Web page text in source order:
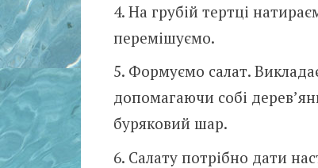
На грубій тертці
перемішуємо.
Формуємо салат.
допомагаючи собі
буряковий шар.
Салату потрібно дати